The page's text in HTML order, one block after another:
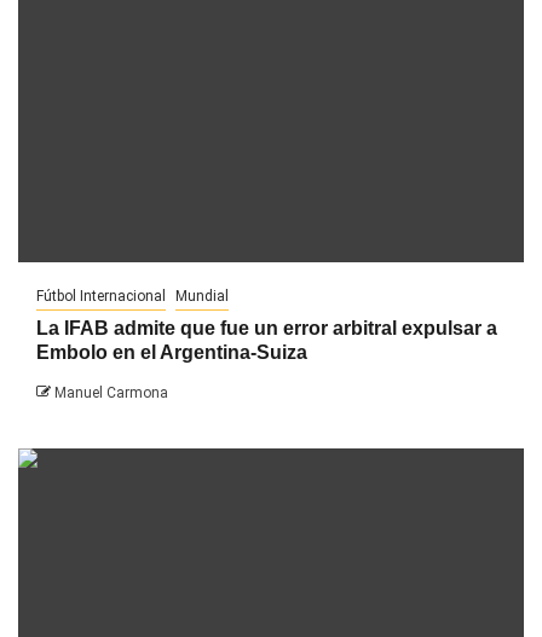
Fútbol Internacional Mundial
La IFAB admite que fue un error arbitral expulsar a
Embolo en el Argentina-Suiza
Manuel Carmona